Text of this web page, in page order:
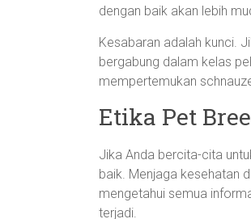
dengan baik akan lebih
Kesabaran adalah kunci.
bergabung dalam kelas
mempertemukan
Etika Pet
Jika Anda bercita-cita
baik. Menjaga kesehatan
mengetahui semua
terjadi.